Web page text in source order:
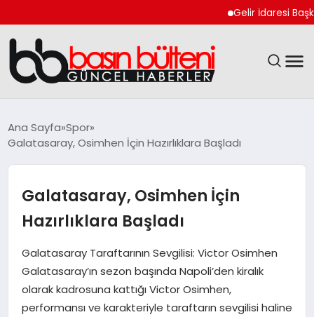
Gelir İdaresi
EKONOMI
MAGAZIN
SAĞLIK
SPOR
Ana Sayfa Spor
Galatasaray, Osimhen İçin Hazırlıklara Başladı
Galatasaray, Osimhen İçin
Hazırlıklara Başladı
Galatasaray Taraftarının Sevgilisi: Victor Osimhen
Galatasaray’ın sezon başında Napoli’den kiralık
olarak kadrosuna kattığı Victor Osimhen,
performansı ve karakteriyle taraftarın sevgilisi haline